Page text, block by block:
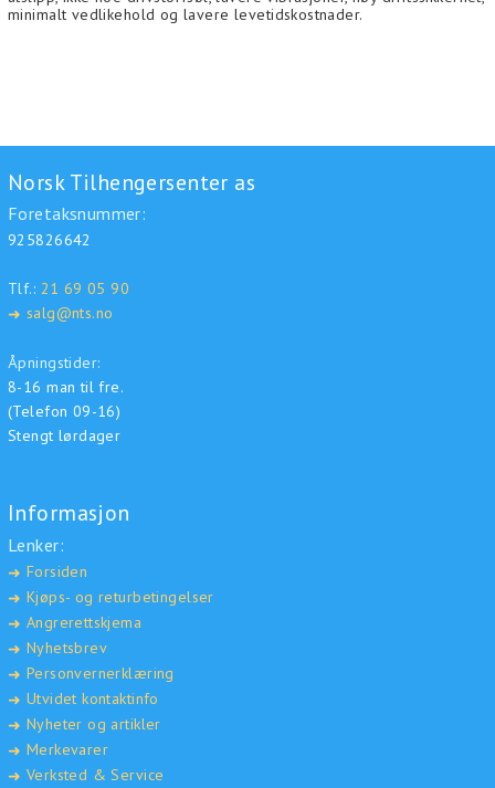
minimalt vedlikehold og lavere levetidskostnader.
Norsk Tilhengersenter as
Foretaksnummer:
925826642
Tlf.: 21 69 05 90
➜ salg@nts.no
Åpningstider:
8-16 man til fre.
(Telefon 09-16)
Stengt lørdager
Informasjon
Lenker:
➜ Forsiden
➜ Kjøps- og returbetingelser
➜ Angrerettskjema
➜ Nyhetsbrev
➜ Personvernerklæring
➜ Utvidet kontaktinfo
➜ Nyheter og artikler
➜ Merkevarer
➜ Verksted & Service